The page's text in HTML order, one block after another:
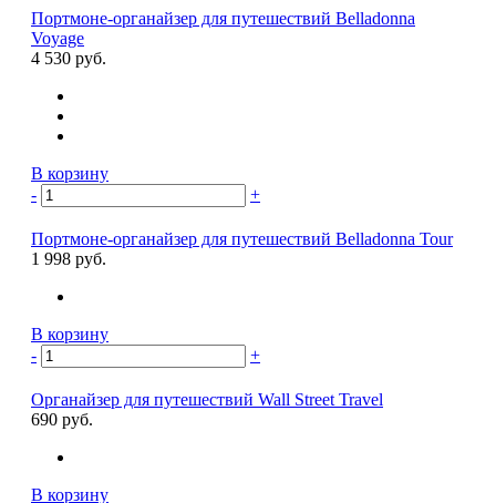
Портмоне-органайзер для путешествий Belladonna
Voyage
4 530 руб.
В корзину
-
+
Портмоне-органайзер для путешествий Belladonna Tour
1 998 руб.
В корзину
-
+
Органайзер для путешествий Wall Street Travel
690 руб.
В корзину